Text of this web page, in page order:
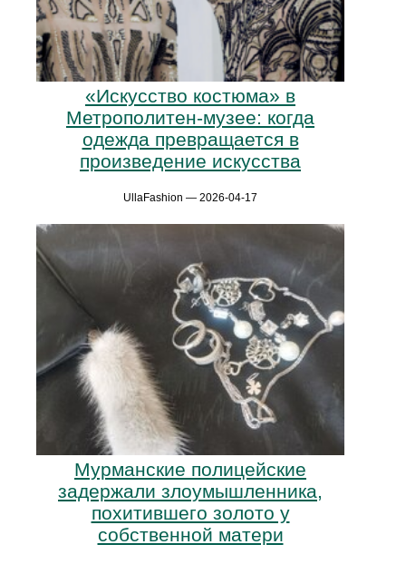
«Искусство костюма» в
Метрополитен-музее: когда
одежда превращается в
произведение искусства
UllaFashion — 2026-04-17
Мурманские полицейские
задержали злоумышленника,
похитившего золото у
собственной матери